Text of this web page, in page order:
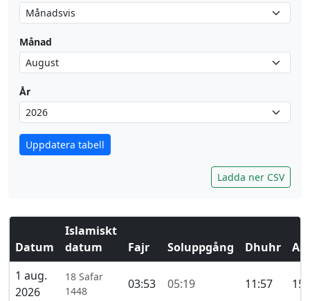
Månad
År
Uppdatera tabell
Ladda ner CSV
Datum
Islamiskt
datum
Fajr Soluppgång Dhuhr
Asr
1 aug.
2026
18 Safar
1448
03:53 05:19 11:57